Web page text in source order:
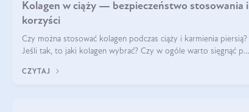
Kolagen w ciąży — bezpieczeństwo stosowania i
korzyści
Czy można stosować kolagen podczas ciąży i karmienia piersią?
Jeśli tak, to jaki kolagen wybrać? Czy w ogóle warto sięgnąć po
CZYTAJ